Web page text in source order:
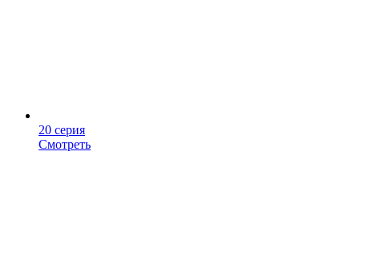
20 серия
Смотреть